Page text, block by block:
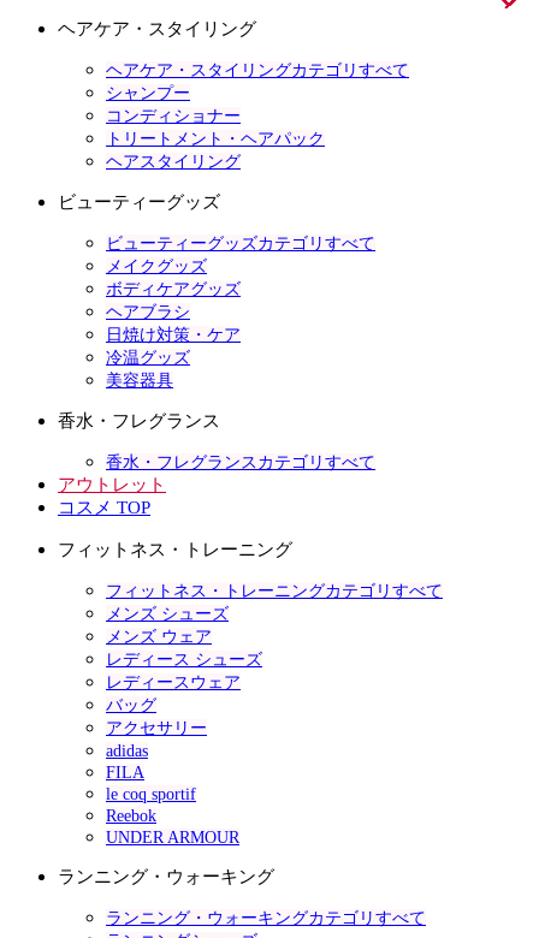
ヘアケア・スタイリング
ヘアケア・スタイリングカテゴリすべて
シャンプー
コンディショナー
トリートメント・ヘアパック
ヘアスタイリング
ビューティーグッズ
ビューティーグッズカテゴリすべて
メイクグッズ
ボディケアグッズ
ヘアブラシ
日焼け対策・ケア
冷温グッズ
美容器具
香水・フレグランス
香水・フレグランスカテゴリすべて
アウトレット
コスメ TOP
フィットネス・トレーニング
フィットネス・トレーニングカテゴリすべて
メンズ シューズ
メンズ ウェア
レディース シューズ
レディースウェア
バッグ
アクセサリー
adidas
FILA
le coq sportif
Reebok
UNDER ARMOUR
ランニング・ウォーキング
ランニング・ウォーキングカテゴリすべて